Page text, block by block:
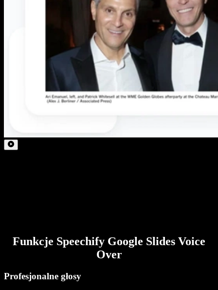
Funkcje Speechify Google Slides Voice
Over
Profesjonalne głosy